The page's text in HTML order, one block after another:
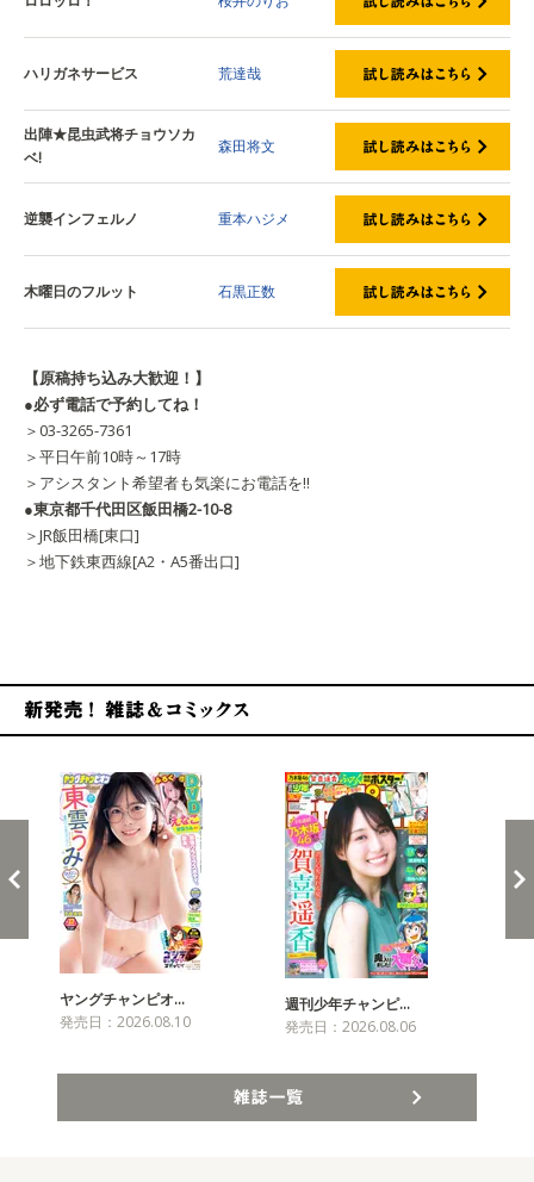
ハリガネサービス 荒達哉
出陣★昆虫武将チョウソカ
ベ!
森田将文
逆襲インフェルノ 重本ハジメ
木曜日のフルット 石黒正数
【原稿持ち込み大歓迎！】
●必ず電話で予約してね！
＞03-3265-7361
＞平日午前10時～17時
＞アシスタント希望者も気楽にお電話を!!
●東京都千代田区飯田橋2-10-8
＞JR飯田橋[東口]
＞地下鉄東西線[A2・A5番出口]
ヤングチャンピオ…
発売日：2026.08.10
週刊少年チャンピ…
発売日：2026.08.06